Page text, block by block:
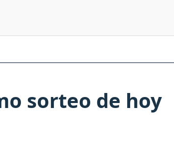
sorteo de hoy